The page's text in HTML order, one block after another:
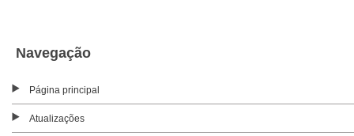
Navegação
Página principal
Atualizações